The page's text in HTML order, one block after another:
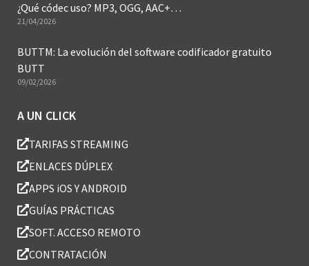
¿Qué códec uso? MP3, OGG, AAC+…
21/04/2026
BUTTM: La evolución del software codificador gratuito
BUTT
09/02/2026
A UN CLICK
TARIFAS STREAMING
ENLACES DÚPLEX
APPS iOS Y ANDROID
GUÍAS PRÁCTICAS
SOFT. ACCESO REMOTO
CONTRATACIÓN